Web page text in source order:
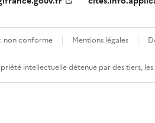
non conforme Mentions légales
intellectuelle détenue par des tiers,